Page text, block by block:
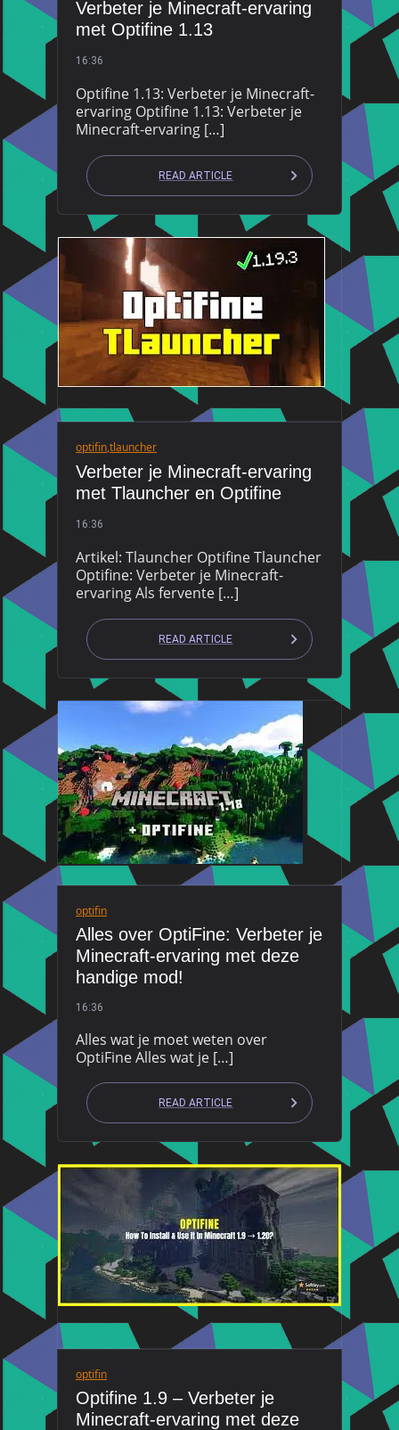
Verbeter je Minecraft-ervaring
met Optifine 1.13
16:36
Optifine 1.13: Verbeter je Minecraft-
ervaring Optifine 1.13: Verbeter je
Minecraft-ervaring […]
READ ARTICLE
optifin,tlauncher
Verbeter je Minecraft-ervaring
met Tlauncher en Optifine
16:36
Artikel: Tlauncher Optifine Tlauncher
Optifine: Verbeter je Minecraft-
ervaring Als fervente […]
READ ARTICLE
optifin
Alles over OptiFine: Verbeter je
Minecraft-ervaring met deze
handige mod!
16:36
Alles wat je moet weten over
OptiFine Alles wat je […]
READ ARTICLE
optifin
Optifine 1.9 – Verbeter je
Minecraft-ervaring met deze